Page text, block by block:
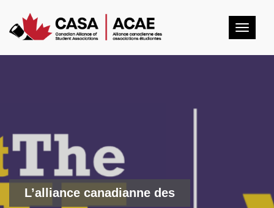
L’alliance canadianne des